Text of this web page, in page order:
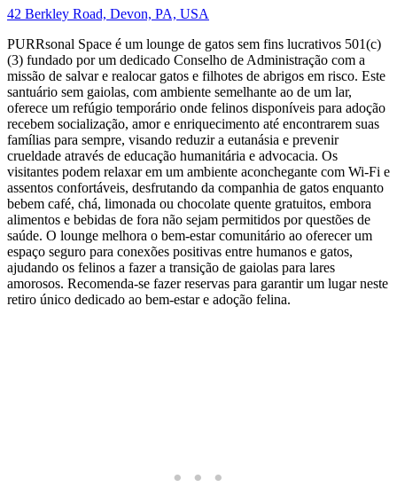
42 Berkley Road, Devon, PA, USA
PURRsonal Space é um lounge de gatos sem fins lucrativos 501(c)
(3) fundado por um dedicado Conselho de Administração com a
missão de salvar e realocar gatos e filhotes de abrigos em risco. Este
santuário sem gaiolas, com ambiente semelhante ao de um lar,
oferece um refúgio temporário onde felinos disponíveis para adoção
recebem socialização, amor e enriquecimento até encontrarem suas
famílias para sempre, visando reduzir a eutanásia e prevenir
crueldade através de educação humanitária e advocacia. Os
visitantes podem relaxar em um ambiente aconchegante com Wi-Fi e
assentos confortáveis, desfrutando da companhia de gatos enquanto
bebem café, chá, limonada ou chocolate quente gratuitos, embora
alimentos e bebidas de fora não sejam permitidos por questões de
saúde. O lounge melhora o bem-estar comunitário ao oferecer um
espaço seguro para conexões positivas entre humanos e gatos,
ajudando os felinos a fazer a transição de gaiolas para lares
amorosos. Recomenda-se fazer reservas para garantir um lugar neste
retiro único dedicado ao bem-estar e adoção felina.